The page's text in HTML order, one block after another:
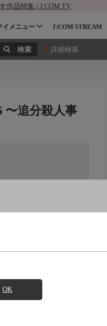
作品特集 | J:COM TV
イメニュー J:COM STREAM
詳細検索
OK
〜追分殺人事